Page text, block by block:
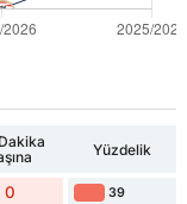
Yüzdelik
0 39